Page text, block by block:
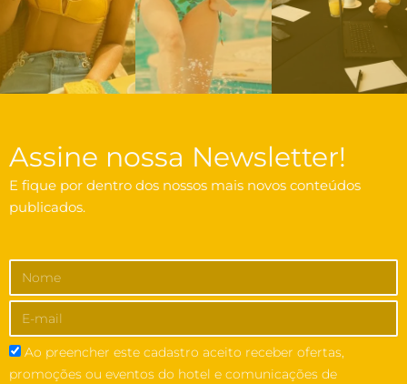
Assine nossa Newsletter!
E fique por dentro dos nossos mais novos conteúdos
publicados.
Ao preencher este cadastro aceito receber ofertas,
promoções ou eventos do hotel e comunicações de